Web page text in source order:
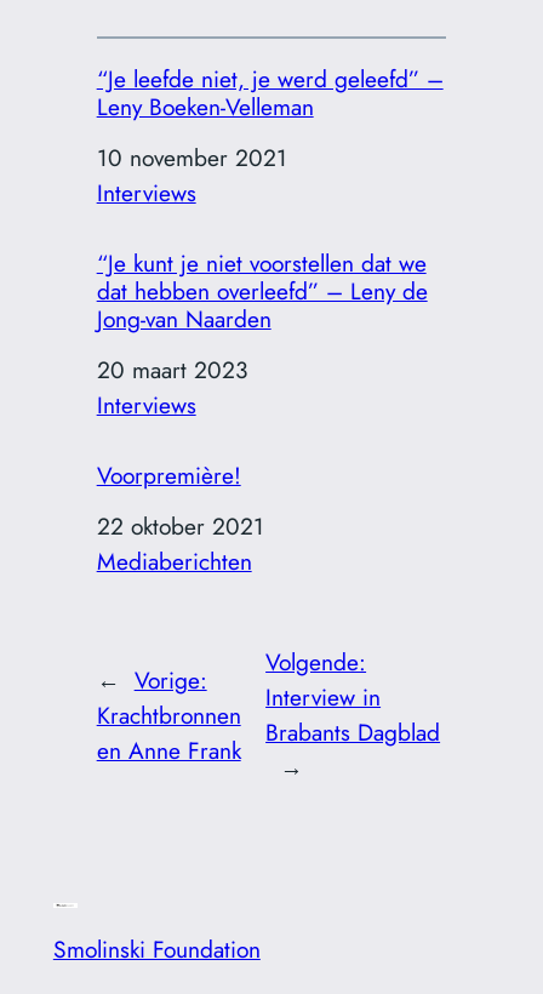
“Je leefde niet, je werd geleefd” –
Leny Boeken-Velleman
Datum
10 november 2021
In relatie tot
Interviews
“Je kunt je niet voorstellen dat we
dat hebben overleefd” – Leny de
Jong-van Naarden
Datum
20 maart 2023
In relatie tot
Interviews
Voorpremière!
Datum
22 oktober 2021
In relatie tot
Mediaberichten
← Vorige:
Krachtbronnen
en Anne Frank
Volgende:
Interview in
Brabants Dagblad
→
Smolinski Foundation